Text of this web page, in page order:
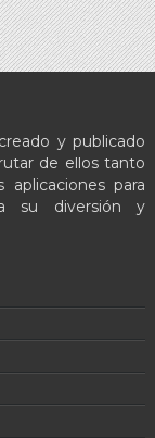
y publicado
de ellos tanto
para
su diversión y